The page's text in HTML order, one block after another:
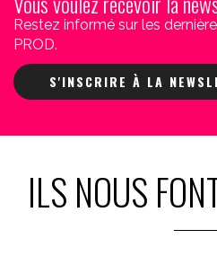
Restez informé sur les
PROD.
S'INSCRIRE À LA
ILS NOUS